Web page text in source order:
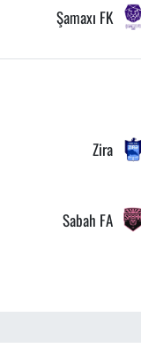
Şamaxı FK
Zira
Sabah FA